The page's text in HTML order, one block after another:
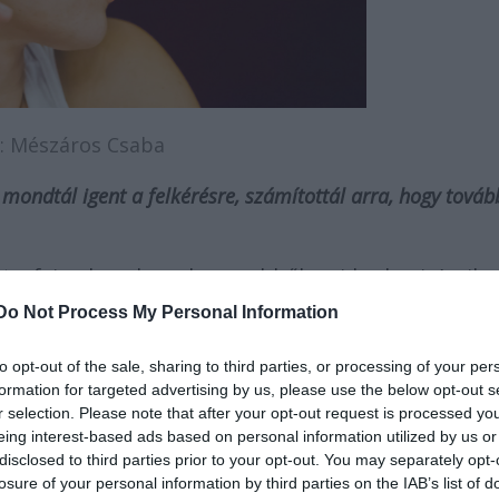
Not Process My Personal Information
opt-out of the sale, sharing to third parties, or processing of your
for targeted advertising by us, please use the below opt-out
selection. Please note that after your opt-out request is processed
interest-based ads based on personal information utilized by us
to third parties prior to your opt-out. You may separately
of your personal information by third parties on the IAB’s list of
Mészáros Csaba
igent a felkérésre, számítottál arra, hogy
fejemben, hogy lesz-e ebből majd valami.
a szereplőket, és azt, hogy Znami rendezne, ha
régóta dolgozom együtt, nagyon szeretem a
rengeteget fejlődöm általa. Szóval egyrészt ő
az anyag, ahogy az Alföldi Róberttel és a
még nem ismertem, Némedi Árpival viszont
volt az igen.